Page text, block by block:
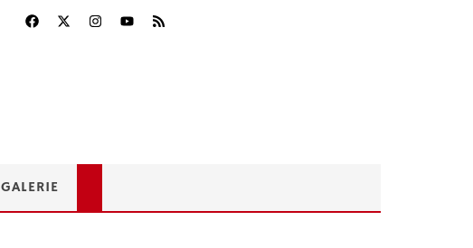
GALERIE